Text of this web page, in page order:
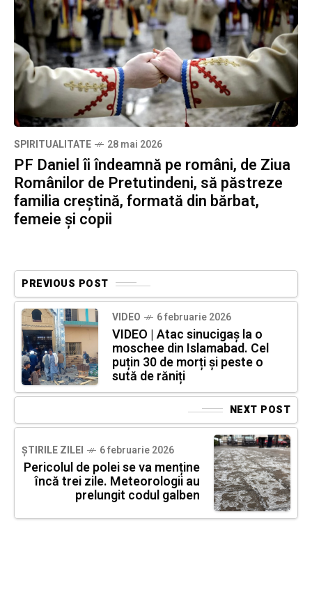
SPIRITUALITATE 28 mai 2026
PF Daniel îi îndeamnă pe români, de Ziua
Românilor de Pretutindeni, să păstreze
familia creştină, formată din bărbat,
femeie şi copii
PREVIOUS POST
VIDEO 6 februarie 2026
VIDEO | Atac sinucigaș la o
moschee din Islamabad. Cel
puțin 30 de morți și peste o
sută de răniți
NEXT POST
ȘTIRILE ZILEI 6 februarie 2026
Pericolul de polei se va menține
încă trei zile. Meteorologii au
prelungit codul galben